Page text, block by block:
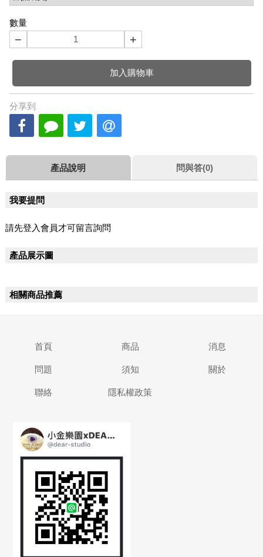
數量
− +
加入購物車
分享到
產品說明 問與答(0)
我要提問
請先登入會員才可留言詢問
產品展示圖
相關商品推薦
首頁 商品 消息
問題 須知 關於
聯絡 隱私權政策